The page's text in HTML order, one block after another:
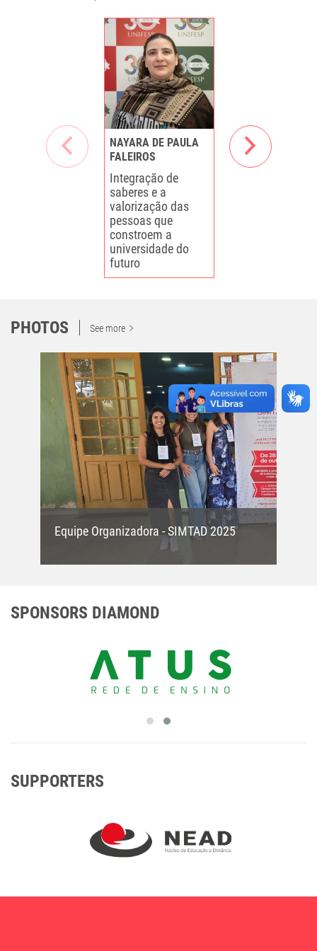
NAYARA DE PAULA
FALEIROS
Integração de
saberes e a
valorização das
pessoas que
constroem a
universidade do
futuro
UBIRAJARA
CESARIO
PHOTOS See more
Equipe Organizadora - SIMTAD 2025
SPONSORS DIAMOND
SUPPORTERS